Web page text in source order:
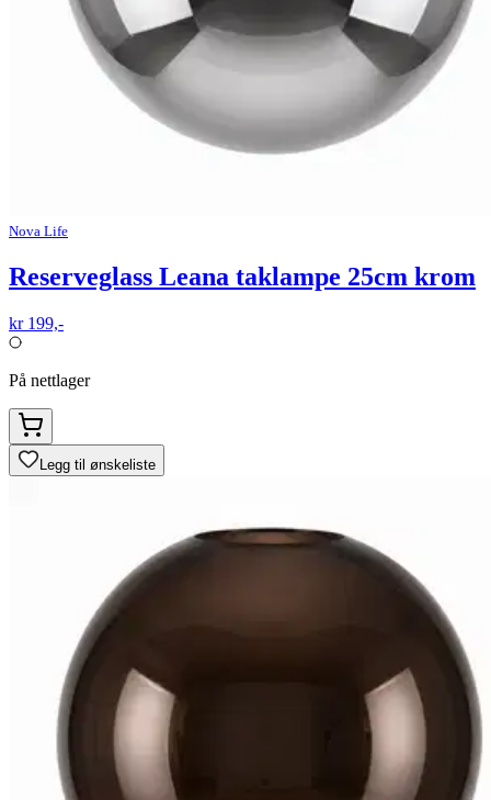
Nova Life
Reserveglass Leana taklampe 25cm krom
kr 199,-
På nettlager
Legg til ønskeliste